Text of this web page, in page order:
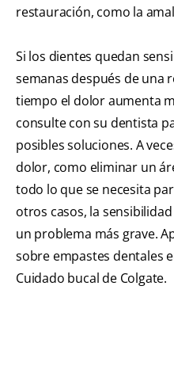
restauración, como la
Si los dientes quedan
semanas después de una
tiempo el dolor aumenta
consulte con su dentista
posibles soluciones. A
dolor, como eliminar un
todo lo que se necesita
otros casos, la
un problema más grave.
sobre empastes dentales
Cuidado bucal de Colgate.